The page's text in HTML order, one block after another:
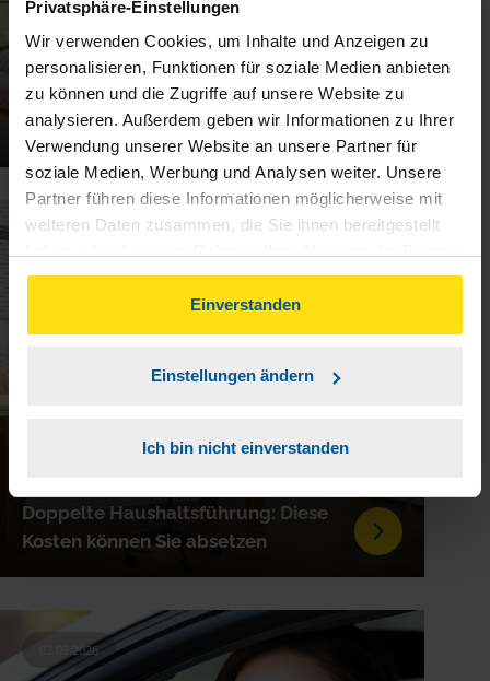
Privatsphäre-Einstellungen
Wir verwenden Cookies, um Inhalte und Anzeigen zu
personalisieren, Funktionen für soziale Medien anbieten
zu können und die Zugriffe auf unsere Website zu
analysieren. Außerdem geben wir Informationen zu Ihrer
Verwendung unserer Website an unsere Partner für
soziale Medien, Werbung und Analysen weiter. Unsere
Partner führen diese Informationen möglicherweise mit
weiteren Daten zusammen, die Sie ihnen bereitgestellt
gesammelt haben. Indem Sie auf Einverstanden klicken,
können Sie der Verwendung von Cookies, gemäß
unserer
Einverstanden
Einstellungen ändern
Ich bin nicht einverstanden
Fahrtkosten: Das müssen Sie wissen
Doppelte Haushaltsführung: Diese
Kosten können Sie absetzen
02.03.2026